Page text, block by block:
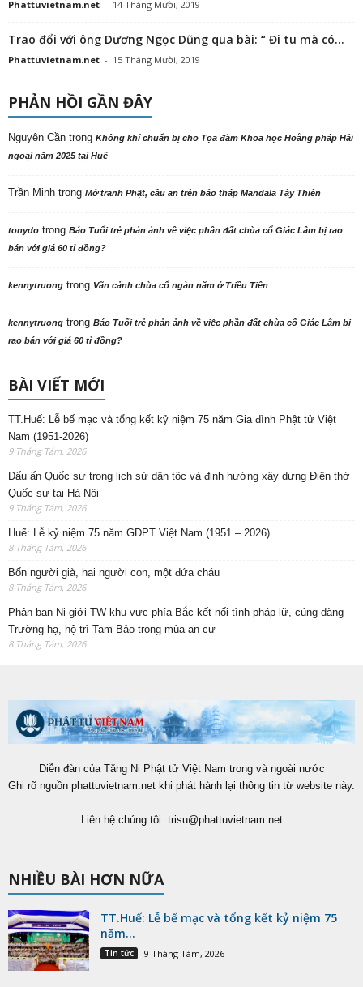
Phattuvietnam.net - 14 Tháng Mười, 2019
Trao đổi với ông Dương Ngọc Dũng qua bài: “ Đi tu mà có...
Phattuvietnam.net - 15 Tháng Mười, 2019
PHẢN HỒI GẦN ĐÂY
Nguyên Cần trong Không khí chuẩn bị cho Tọa đàm Khoa học Hoằng pháp Hải
ngoại năm 2025 tại Huế
Trần Minh trong Mở tranh Phật, cầu an trên bảo tháp Mandala Tây Thiên
tonydo trong Báo Tuổi trẻ phản ảnh về việc phần đất chùa cổ Giác Lâm bị rao
bán với giá 60 tỉ đồng?
kennytruong trong Vãn cảnh chùa cổ ngàn năm ở Triều Tiên
kennytruong trong Báo Tuổi trẻ phản ảnh về việc phần đất chùa cổ Giác Lâm bị
rao bán với giá 60 tỉ đồng?
BÀI VIẾT MỚI
TT.Huế: Lễ bế mạc và tổng kết kỷ niệm 75 năm Gia đình Phật tử Việt
Nam (1951-2026)
9 Tháng Tám, 2026
Dấu ấn Quốc sư trong lịch sử dân tộc và định hướng xây dựng Điện thờ
Quốc sư tại Hà Nội
9 Tháng Tám, 2026
Huế: Lễ kỷ niệm 75 năm GĐPT Việt Nam (1951 – 2026)
8 Tháng Tám, 2026
Bốn người già, hai người con, một đứa cháu
8 Tháng Tám, 2026
Phân ban Ni giới TW khu vực phía Bắc kết nối tình pháp lữ, cúng dàng
Trường hạ, hộ trì Tam Bảo trong mùa an cư
8 Tháng Tám, 2026
Diễn đàn của Tăng Ni Phật tử Việt Nam trong và ngoài nước
Ghi rõ nguồn phattuvietnam.net khi phát hành lại thông tin từ website này.
Liên hệ chúng tôi: trisu@phattuvietnam.net
NHIỀU BÀI HƠN NỮA
TT.Huế: Lễ bế mạc và tổng kết kỷ niệm 75
năm...
Tin tức 9 Tháng Tám, 2026